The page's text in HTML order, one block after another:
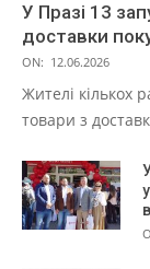
У Празі 13
доставки
ON: 12.06.2026
Жителі кількох
товари з